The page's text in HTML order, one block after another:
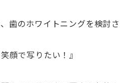
歯のホワイトニングを検討
顔で写りたい！』